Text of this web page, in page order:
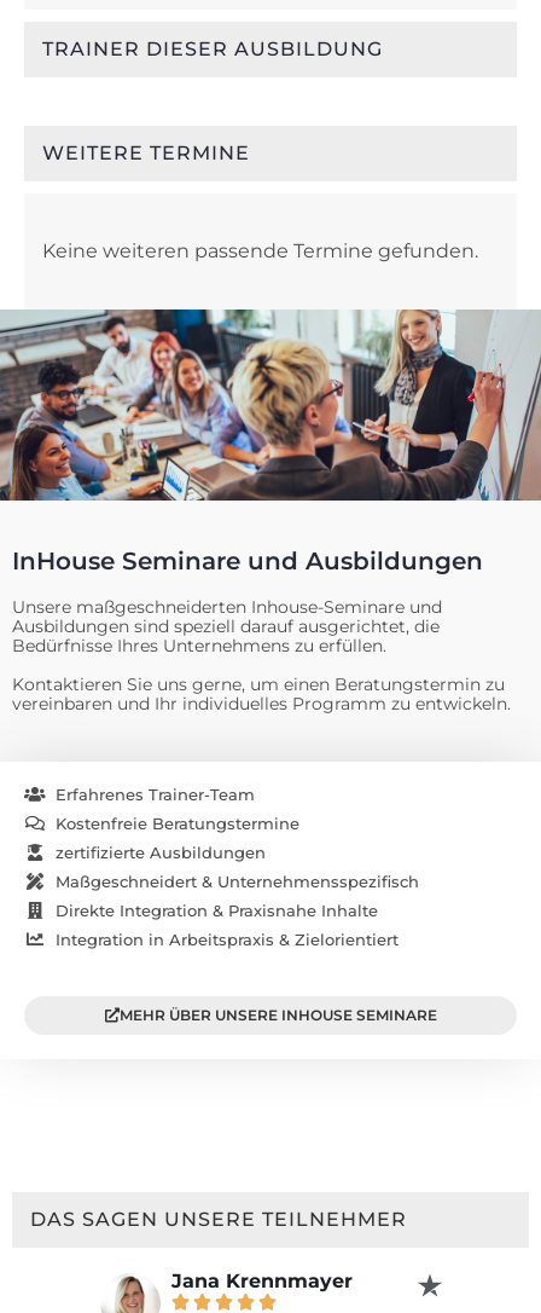
TRAINER DIESER AUSBILDUNG
WEITERE TERMINE
Keine weiteren passende Termine gefunden.
InHouse Seminare und Ausbildungen
Unsere maßgeschneiderten Inhouse-Seminare und
Ausbildungen sind speziell darauf ausgerichtet, die
Bedürfnisse Ihres Unternehmens zu erfüllen.
Kontaktieren Sie uns gerne, um einen Beratungstermin zu
vereinbaren und Ihr individuelles Programm zu entwickeln.
Erfahrenes Trainer-Team
Kostenfreie Beratungstermine
zertifizierte Ausbildungen
Maßgeschneidert & Unternehmensspezifisch
Direkte Integration & Praxisnahe Inhalte
Integration in Arbeitspraxis & Zielorientiert
MEHR ÜBER UNSERE INHOUSE SEMINARE
DAS SAGEN UNSERE TEILNEHMER
Jana Krennmayer
    